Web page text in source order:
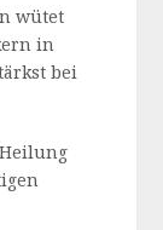
wütet
in
bei